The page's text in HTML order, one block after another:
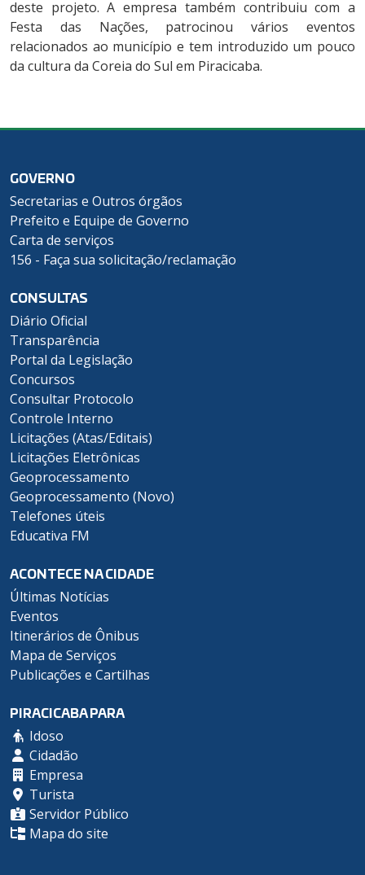
deste projeto. A empresa também contribuiu com a
Festa das Nações, patrocinou vários eventos
relacionados ao município e tem introduzido um pouco
da cultura da Coreia do Sul em Piracicaba.
GOVERNO
Secretarias e Outros órgãos
Prefeito e Equipe de Governo
Carta de serviços
156 - Faça sua solicitação/reclamação
CONSULTAS
Diário Oficial
Transparência
Portal da Legislação
Concursos
Consultar Protocolo
Controle Interno
Licitações (Atas/Editais)
Licitações Eletrônicas
Geoprocessamento
Geoprocessamento (Novo)
Telefones úteis
Educativa FM
ACONTECE NA CIDADE
Últimas Notícias
Eventos
Itinerários de Ônibus
Mapa de Serviços
Publicações e Cartilhas
PIRACICABA PARA
Idoso
Cidadão
Empresa
Turista
Servidor Público
Mapa do site